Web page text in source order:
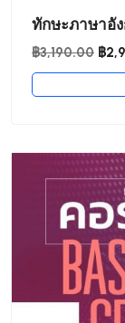
ทักษะภาษาอั
฿3,190.00
was:
฿